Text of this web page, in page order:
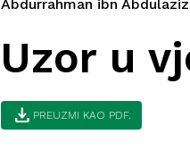
Abdurrahman ibn
Uzor u
download PREUZMI KAO PDF.